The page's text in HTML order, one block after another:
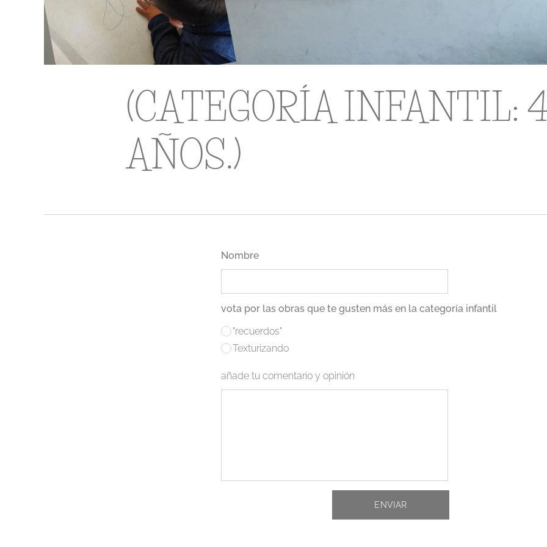
(CATEGORÍA INFANTIL:
AÑOS.)
Nombre
vota por las obras que te gusten más en la categoría infantil
"recuerdos"
Texturizando
añade tu comentario y opinión
ENVIAR